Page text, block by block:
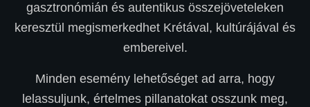
gasztronómián és autentikus összejöveteleken
keresztül megismerkedhet Krétával, kultúrájával és
embereivel.
Minden esemény lehetőséget ad arra, hogy
lelassuljunk, értelmes pillanatokat osszunk meg,